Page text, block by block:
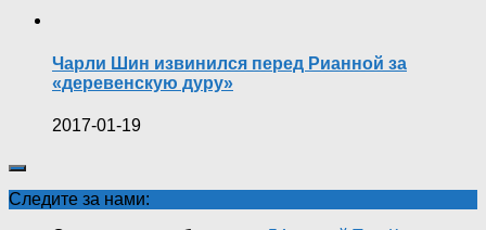
Чарли Шин извинился перед Рианной за
«деревенскую дуру»
2017-01-19
Следите за нами: